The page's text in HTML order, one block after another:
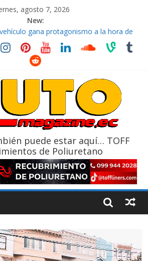
agosto 7, 2026
New:
gana protagonismo a la hora de
Brand New Day’ pone en escena a
edición 47ª, recorre 7 provincias en 8
Bolden para cubrir las rutas de La
puede estar aquí… TOFF
de Poliuretano